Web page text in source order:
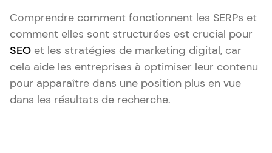
Comprendre comment fonctionnent les SERPs et
comment elles sont structurées est crucial pour
SEO et les stratégies de marketing digital, car
cela aide les entreprises à optimiser leur contenu
pour apparaître dans une position plus en vue
dans les résultats de recherche.